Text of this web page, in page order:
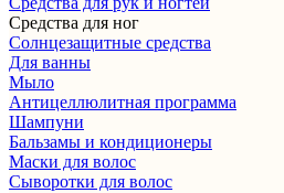
Средства для ног
Солнцезащитные средства
Для ванны
Мыло
Антицеллюлитная программа
Шампуни
Бальзамы и кондиционеры
Маски для волос
Сыворотки для волос